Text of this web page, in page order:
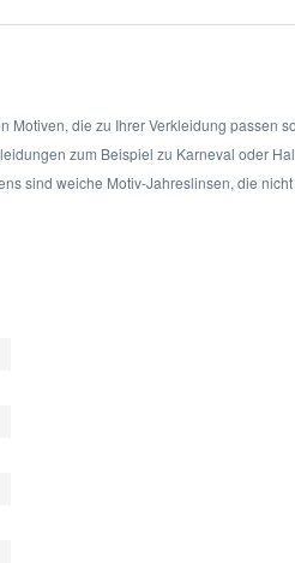
die zu Ihrer Verkleidung passen
zum Beispiel zu Karneval oder
sind weiche Motiv-Jahreslinsen, die